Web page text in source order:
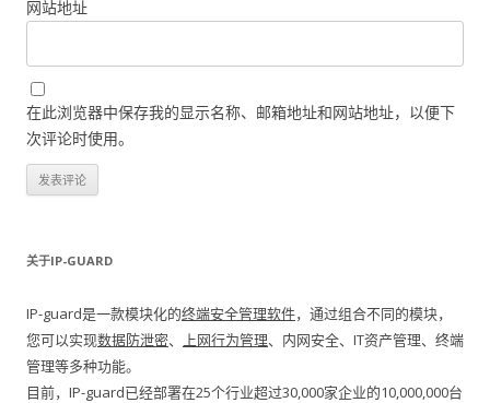
网站地址
在此浏览器中保存我的显示名称、邮箱地址和网站地址，以便下
次评论时使用。
关于IP-GUARD
IP-guard是一款模块化的终端安全管理软件，通过组合不同的模块，
您可以实现数据防泄密、 上网行为管理、内网安全、IT资产管理、终端
管理等多种功能。
目前，IP-guard已经部署在25个行业超过30,000家企业的10,000,000台